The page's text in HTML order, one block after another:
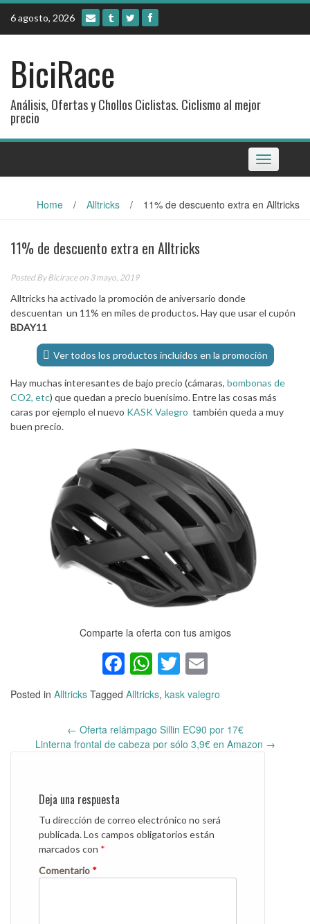
Skip
content
6 agosto, 2026
BiciRace
Análisis, Ofertas y Chollos Ciclistas. Ciclismo al mejor
precio
Toggle
navigation
Home / Alltricks / 11% de descuento extra en Alltricks
11% de descuento extra en Alltricks
Posted ByBiciraceon 3 mayo, 2019
Alltricks ha activado la promoción de aniversario donde
descuentan un 11% en miles de productos. Hay que usar el cupón
BDAY11
Ver todos los productos incluidos en la promoción
Hay muchas interesantes de bajo precio (cámaras, bombonas de
CO2, etc) que quedan a precio buenísimo. Entre las cosas más
caras por ejemplo el nuevo KASK Valegro también queda a muy
buen precio.
Comparte la oferta con tus amigos
Facebook
WhatsApp
Twitter
Posted in Alltricks Tagged Alltricks, kask valegro
navigation
← Oferta relámpago Sillin EC90 por 17€
Linterna frontal de cabeza por sólo 3,9€ en Amazon →
Deja una respuesta
Tu dirección de correo electrónico no será
publicada.Los campos obligatorios están
marcados con *
Comentario *